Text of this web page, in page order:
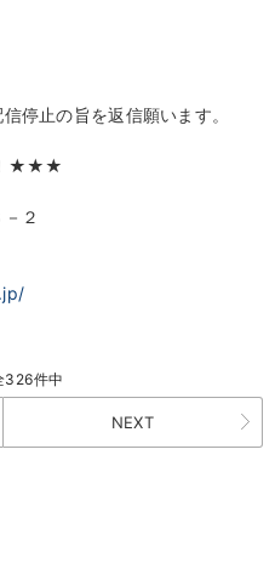
停止の旨を返信願います。
！★★★
２
326件中
NEXT